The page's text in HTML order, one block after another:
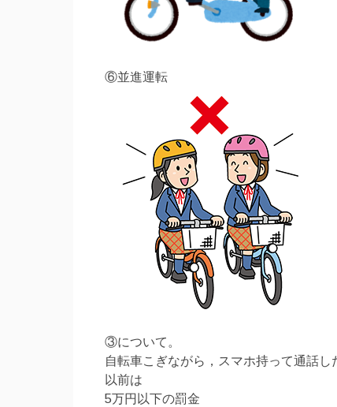
⑥並進運転
③について。
自転車こぎながら，スマホ持って通話し
以前は
5万円以下の罰金